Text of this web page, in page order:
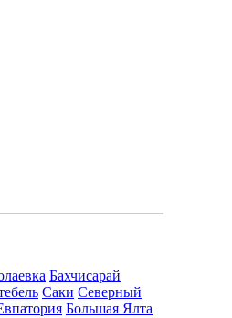
Бахчисарай
Саки Северный
Большая Ялта